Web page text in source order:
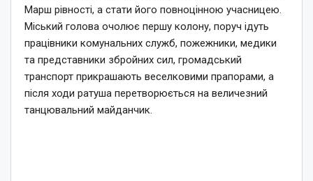
Марш рівності, а стати його повноцінною учасницею.
Міський голова очолює першу колону, поруч ідуть
працівники комунальних служб, пожежники, медики
та представники збройних сил, громадський
транспорт прикрашають веселковими прапорами, а
після ходи ратуша перетворюється на величезний
танцювальний майданчик.